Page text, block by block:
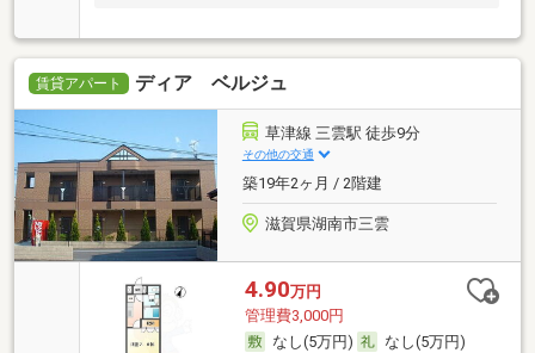
賃貸アパート ディア ベルジュ
草津線 三雲駅 徒歩9分
その他の交通
築19年2ヶ月 / 2階建
滋賀県湖南市三雲
4.90万円
管理費3,000円
なし(5万円)
なし(5万円)